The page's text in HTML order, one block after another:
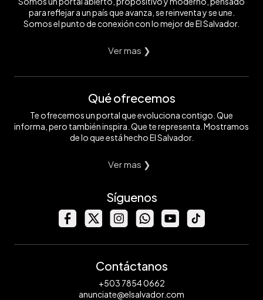
para reflejar a un país que avanza, se reinventa y se une.
Somos el punto de conexión con lo mejor de El Salvador.
Ver mas ❯
Qué ofrecemos
Te ofrecemos un portal que evoluciona contigo. Que
informa, pero también inspira. Que te representa. Mostramos
de lo que está hecho El Salvador.
Ver mas ❯
Síguenos
Contáctanos
+503 7854 0662
anunciate@elsalvador.com